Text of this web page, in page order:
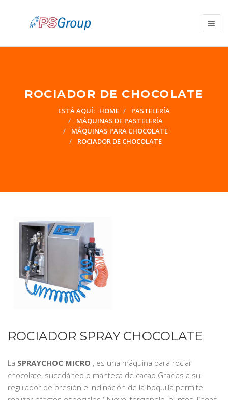
ROCIADOR DE CHOCOLATE
ESTÁ AQUÍ: HOME
PASTELERÍA
MÁQUINAS DE PASTELERÍA
MÁQUINAS PARA CHOCOLATE
ROCIADOR DE CHOCOLATE
ROCIADOR SPRAY CHOCOLATE
La SPRAYCHOC MICRO , es una máquina para rociar
chocolate, sucedáneo o manteca de cacao.Gracias a su
regulador de presión e inclinación de la boquilla permite